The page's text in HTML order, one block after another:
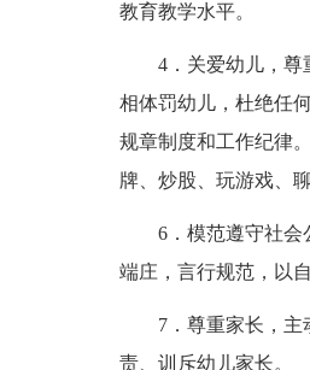
教育教学水平。
4．关爱幼儿，尊重
相体罚幼儿，杜绝任
规章制度和工作纪律
牌、炒股、玩游戏、
6．模范遵守社会公
端庄，言行规范，以
7．尊重家长，主动
责、训斥幼儿家长。